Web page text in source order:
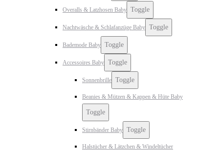
Overalls & Latzhosen Baby Toggle
Nachtwäsche & Schlafanzüge Baby Toggle
Bademode Baby Toggle
Accessoires Baby Toggle
Sonnenbrille Toggle
Beanies & Mützen & Kappen & Hüte Baby
Toggle
Stirnbänder Baby Toggle
Halstücher & Lätzchen & Windeltücher